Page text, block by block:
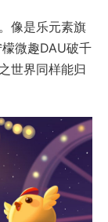
像是乐元素旗
微趣DAU破千
世界同样能归